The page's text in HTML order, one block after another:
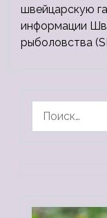
швейцарскую
информации
рыболовства